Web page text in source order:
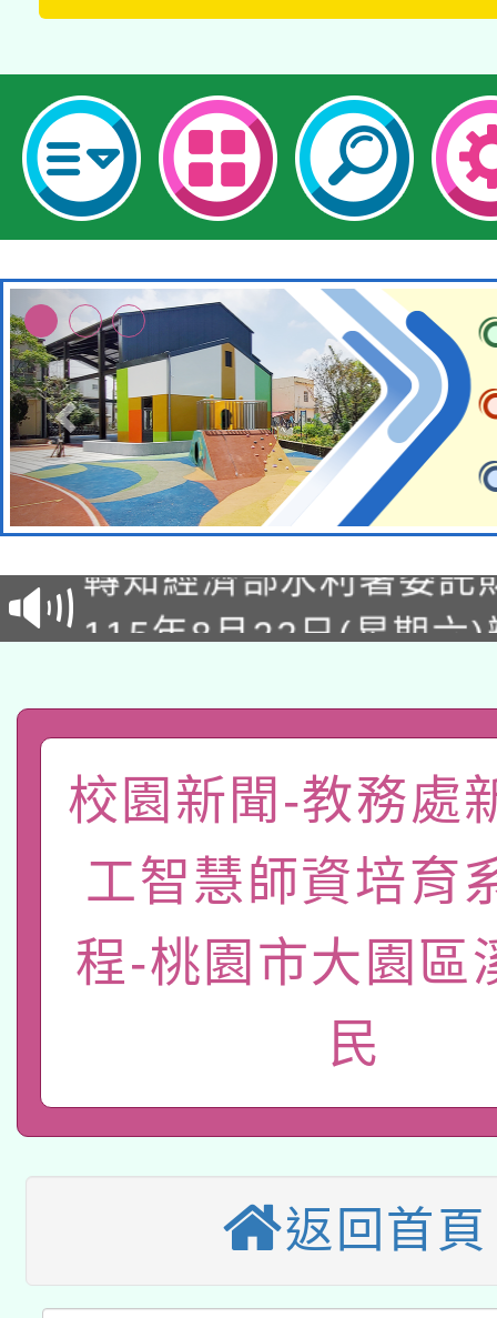
有關大陸委員會函釋公
薪期間赴陸應申請許可
業技術研究院辦理「
動」
115年8月22日(星期六
開 智慧啟航」
「2026桃園藝術巡演
關事宜
轉知教育部國民及學前
國立臺灣師範大學辦
年度健康促進學校輔導
業成長研習」實施計畫
函轉國家教育研究院中
原住民族教育政策研討
族教育國際趨勢與發展
轉知教育部國民及學前
新北市政府教育局辦理
師專業成長研習實施
方素養工作坊新北場」
函轉國立臺灣師範大學
族語言臺北學習中心
「族語學習班」招生簡
文教學共融平台-教案
件」活動簡章
有關大陸委員會函釋公
薪期間赴陸應申請許可
轉知經濟部水利署委託
業技術研究院辦理「
用水績優單位及節水達
動」
115年8月22日(星期六
桃園市孔廟祈福系列
開 智慧啟航」
2026年桃園地景藝術
「2026桃園藝術巡演
校園新聞-教務處
工智慧師資培育
程-桃園市大園區
民
返回首頁